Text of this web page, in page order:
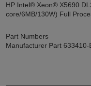
HP Intel® Xeon® X5690
core/6MB/130W) Full
Part Numbers
Manufacturer Part 633410-